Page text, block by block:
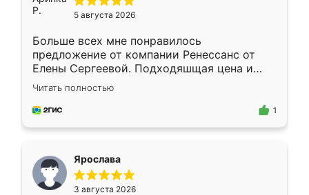
5 августа 2026
Больше всех мне понравилось
предложение от компании Ренессанс от
Елены Сергеевой. Подходяшщая цена и
короткие сроки изготовления. Приехавший
для замера сотрудник Владислав
предложил по моему эскизу самый
Читать полностью
1
Ярослава
3 августа 2026